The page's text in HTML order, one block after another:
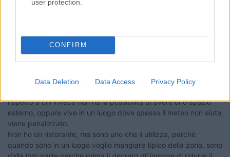
user protection.
CONFIRM
Data Deletion Data Access Privacy Policy
mangia bene ovunque siamo in Italia
penalizzato ok, deve essere penalizzato per tutti, dal 26 aprile
rispetto a chi invece non ha la possibilità di avere uno spazio
esterno, oppure vive in un luogo dove spesso il meteo non aiuta
viene penalizzato.
Non ho un ristorante, ma sono uno che li utilizza, perché
quando sono in un luogo voglio mangiare tipico della zona, sono